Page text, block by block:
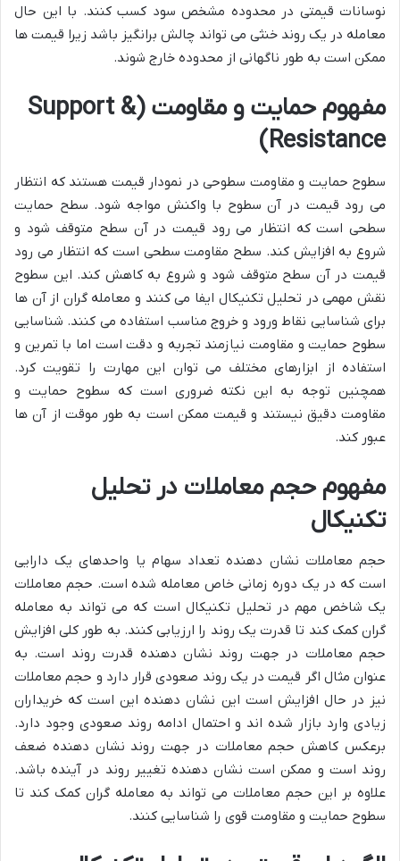
نوسانات قیمتی در محدوده مشخص سود کسب کنند. با این حال
معامله در یک روند خنثی می تواند چالش برانگیز باشد زیرا قیمت ها
ممکن است به طور ناگهانی از محدوده خارج شوند.
مفهوم حمایت و مقاومت (Support &
Resistance)
سطوح حمایت و مقاومت سطوحی در نمودار قیمت هستند که انتظار
می رود قیمت در آن سطوح با واکنش مواجه شود. سطح حمایت
سطحی است که انتظار می رود قیمت در آن سطح متوقف شود و
شروع به افزایش کند. سطح مقاومت سطحی است که انتظار می رود
قیمت در آن سطح متوقف شود و شروع به کاهش کند. این سطوح
نقش مهمی در تحلیل تکنیکال ایفا می کنند و معامله گران از آن ها
برای شناسایی نقاط ورود و خروج مناسب استفاده می کنند. شناسایی
سطوح حمایت و مقاومت نیازمند تجربه و دقت است اما با تمرین و
استفاده از ابزارهای مختلف می توان این مهارت را تقویت کرد.
همچنین توجه به این نکته ضروری است که سطوح حمایت و
مقاومت دقیق نیستند و قیمت ممکن است به طور موقت از آن ها
عبور کند.
مفهوم حجم معاملات در تحلیل
تکنیکال
حجم معاملات نشان دهنده تعداد سهام یا واحدهای یک دارایی
است که در یک دوره زمانی خاص معامله شده است. حجم معاملات
یک شاخص مهم در تحلیل تکنیکال است که می تواند به معامله
گران کمک کند تا قدرت یک روند را ارزیابی کنند. به طور کلی افزایش
حجم معاملات در جهت روند نشان دهنده قدرت روند است. به
عنوان مثال اگر قیمت در یک روند صعودی قرار دارد و حجم معاملات
نیز در حال افزایش است این نشان دهنده این است که خریداران
زیادی وارد بازار شده اند و احتمال ادامه روند صعودی وجود دارد.
برعکس کاهش حجم معاملات در جهت روند نشان دهنده ضعف
روند است و ممکن است نشان دهنده تغییر روند در آینده باشد.
علاوه بر این حجم معاملات می تواند به معامله گران کمک کند تا
سطوح حمایت و مقاومت قوی را شناسایی کنند.